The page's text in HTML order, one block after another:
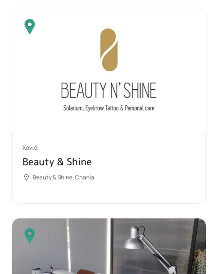
Χανιά
Beauty & Shine
Beauty & Shine, Chania